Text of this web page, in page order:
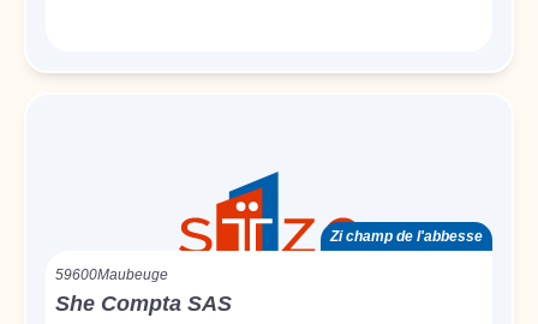
Zi champ de l'abbesse
59600Maubeuge
She Compta SAS